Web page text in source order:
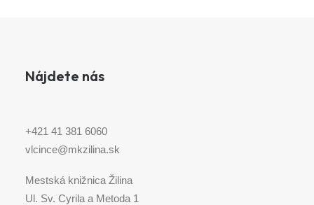
Nájdete nás
+421 41 381 6060
vlcince@mkzilina.sk
Mestská knižnica Žilina
Ul. Sv. Cyrila a Metoda 1